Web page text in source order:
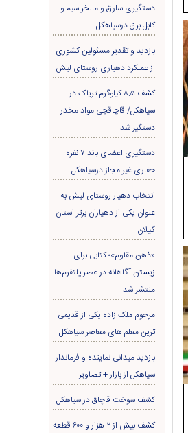
دستگیری سارق و مالخر سیم و
کابل برق درسیاهکل
بازدید و تقدیر مسئولین کشوری
از عملکرد دهیاری روستای لیش
کشف ۸.۵ کیلوگرم تریاک در
سیاهکل/ قاچاقچی مواد مخدر
دستگیر شد
دستگیری اعضای باند ۷ نفره
حفاری غير مجاز درسیاهکل
انتخاب دهیار روستای لیش به
عنوان یکی از دهیاران برتر استان
گیلان
«ذهن مقاوم»؛ کتابی برای
زیستن آگاهانه در عصر پلتفرم‌ها
منتشر شد
مرحوم ملک زاده یکی از قدیمی
ترین معلم های معاصر سیاهکل
بازدید میدانی نماینده و فرماندار
سیاهکل از بازار + تصاویر
کشف سوخت قاچاق در سياهکل
کشف بیش از ۲ هزار و ۶۰۰ قطعه